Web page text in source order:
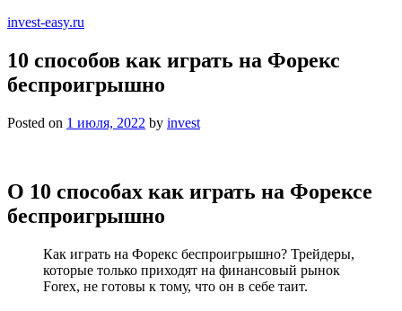
invest-easy.ru
10 способов как играть на Форекс
беспроигрышно
Posted on 1 июля, 2022 by invest
О 10 способах как играть на Форексе
беспроигрышно
Как играть на Форекс беспроигрышно? Трейдеры,
которые только приходят на финансовый рынок
Forex, не готовы к тому, что он в себе таит.